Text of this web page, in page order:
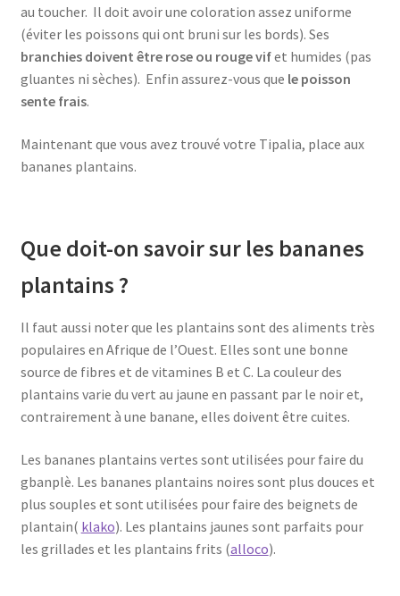
au toucher. Il doit avoir une coloration assez uniforme
(éviter les poissons qui ont bruni sur les bords). Ses
branchies doivent être rose ou rouge vifet humides (pas
gluantes ni sèches). Enfin assurez-vous que le poisson
sente frais.
Maintenant que vous avez trouvé votre Tipalia, place aux
bananes plantains.
Que doit-on savoir sur les bananes
plantains ?
Il faut aussi noter que les plantains sont des aliments très
populaires en Afrique de l’Ouest. Elles sont une bonne
source de fibres et de vitamines B et C. La couleur des
plantains varie du vert au jaune en passant par le noir et,
contrairement à une banane, elles doivent être cuites.
Les bananes plantains vertes sont utilisées pour faire du
gbanplè. Les bananes plantains noires sont plus douces et
plus souples et sont utilisées pour faire des beignets de
plantain( klako). Les plantains jaunes sont parfaits pour
les grillades et les plantains frits (alloco).